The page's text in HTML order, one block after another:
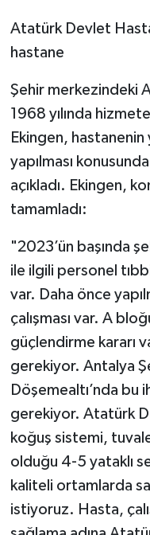
Atatürk Devlet
hastane
Şehir merkezindeki
1968 yılında
Ekingen,
yapılması
açıkladı. Ekingen,
tamamladı:
"2023’ün başında
ile ilgili personel
var. Daha önce
çalışması var. A
güçlendirme kararı
gerekiyor. Antalya
Döşemealtı’nda bu
gerekiyor. Atatürk
koğuş sistemi,
olduğu 4-5 yataklı
kaliteli ortamlarda
istiyoruz. Hasta,